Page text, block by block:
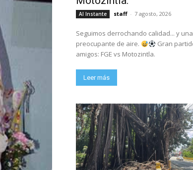
Al Instante staff - 7 agosto, 2026
Seguimos derrochando calidad... y
preocupante de aire.
Gran
amigos: FGE vs Motozintla.
Leer más